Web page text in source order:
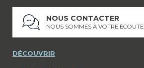
NOUS CONTACTER
NOUS SOMMES À VOTRE ÉCOUTE
DÉCOUVRIR